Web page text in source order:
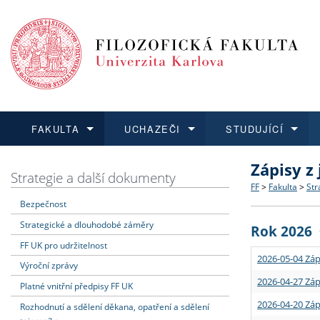
FAKULTA
Dozvědět se více
Struktura
Strategie
Podpora
UCHAZEČI
Podat přihlášku
Co
Učitelské
STUDUJÍCÍ
Dozvědět se více
Rigorózní
Dozvědět se více
O vědě a
Granty a
Dozvědět se více
Aktuální
Strategie a další dokumenty
Bezpečnost
Strategické a dlouhodobé záměry
FF UK pro udržitelnost
Výroční zprávy
Platné vnitřní předpisy FF UK
Rozhodnutí a sdělení děkana, opatření a sdělení
Zápisy
FF > Fakulta >
Rok 2026
2026-05-04
2026-04-27
2026-04-20